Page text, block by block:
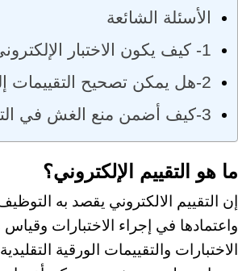
الأسئلة الشائعة
1- كيف يكون الاختبار الإلكتروني؟
2-هل يمكن تصحيح التقييمات إلكترونيًا تلقائيًا؟
3-كيف أضمن منع الغش في التقييم الإلكتروني؟
ما هو التقييم الإلكتروني؟
إن التقييم الالكتروني يقصد به
واعتمادها في إجراء الاختبارات
الاختبارات والتقييمات الورقية